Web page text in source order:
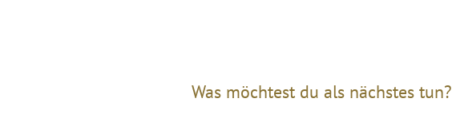
Was möchtest du als nächstes tun?